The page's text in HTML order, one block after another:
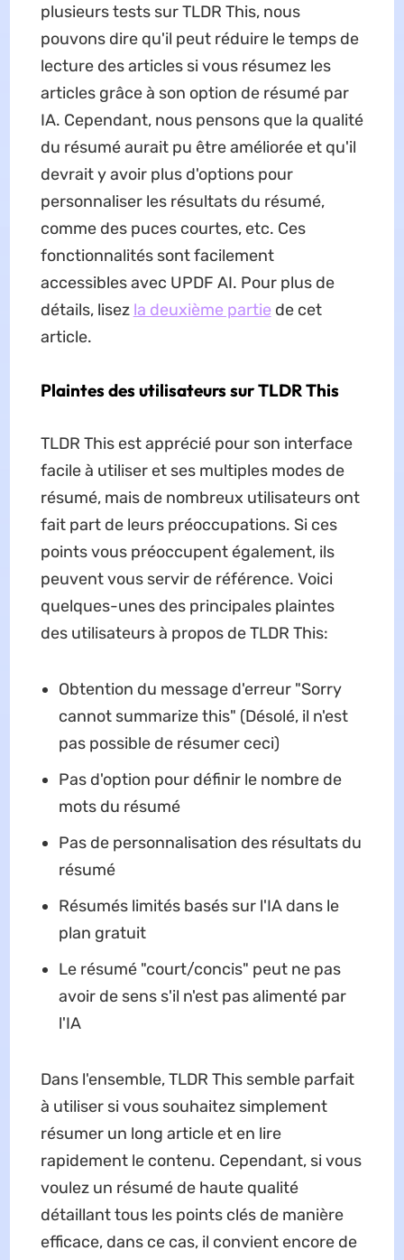
plusieurs tests sur TLDR This, nous
pouvons dire qu'il peut réduire le temps de
lecture des articles si vous résumez les
articles grâce à son option de résumé par
IA. Cependant, nous pensons que la qualité
du résumé aurait pu être améliorée et qu'il
devrait y avoir plus d'options pour
personnaliser les résultats du résumé,
comme des puces courtes, etc. Ces
fonctionnalités sont facilement
accessibles avec UPDF AI. Pour plus de
détails, lisez la deuxième partie de cet
article.
Plaintes des utilisateurs sur TLDR This
TLDR This est apprécié pour son interface
facile à utiliser et ses multiples modes de
résumé, mais de nombreux utilisateurs ont
fait part de leurs préoccupations. Si ces
points vous préoccupent également, ils
peuvent vous servir de référence. Voici
quelques-unes des principales plaintes
des utilisateurs à propos de TLDR This:
Obtention du message d'erreur "Sorry
cannot summarize this" (Désolé, il n'est
pas possible de résumer ceci)
Pas d'option pour définir le nombre de
mots du résumé
Pas de personnalisation des résultats du
résumé
Résumés limités basés sur l'IA dans le
plan gratuit
Le résumé "court/concis" peut ne pas
avoir de sens s'il n'est pas alimenté par
l'IA
Dans l'ensemble, TLDR This semble parfait
à utiliser si vous souhaitez simplement
résumer un long article et en lire
rapidement le contenu. Cependant, si vous
voulez un résumé de haute qualité
détaillant tous les points clés de manière
efficace, dans ce cas, il convient encore de